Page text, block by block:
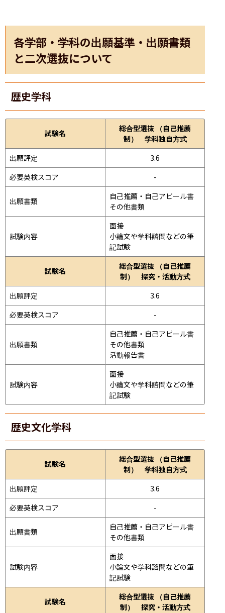
各学部・学科の出願基準・出願書類
と二次選抜について
歴史学科
試験名
総合型選抜 （自己推薦
制） 学科独自方式
出願評定
3.6
必要英検スコア
-
出願書類
自己推薦・自己アピール書
その他書類
試験内容
面接
小論文や学科諮問などの筆
記試験
試験名
総合型選抜 （自己推薦
制） 探究・活動方式
出願評定
3.6
必要英検スコア
-
出願書類
自己推薦・自己アピール書
その他書類
活動報告書
試験内容
面接
小論文や学科諮問などの筆
記試験
歴史文化学科
試験名
総合型選抜 （自己推薦
制） 学科独自方式
出願評定
3.6
必要英検スコア
-
出願書類
自己推薦・自己アピール書
その他書類
試験内容
面接
小論文や学科諮問などの筆
記試験
試験名
総合型選抜 （自己推薦
制） 探究・活動方式